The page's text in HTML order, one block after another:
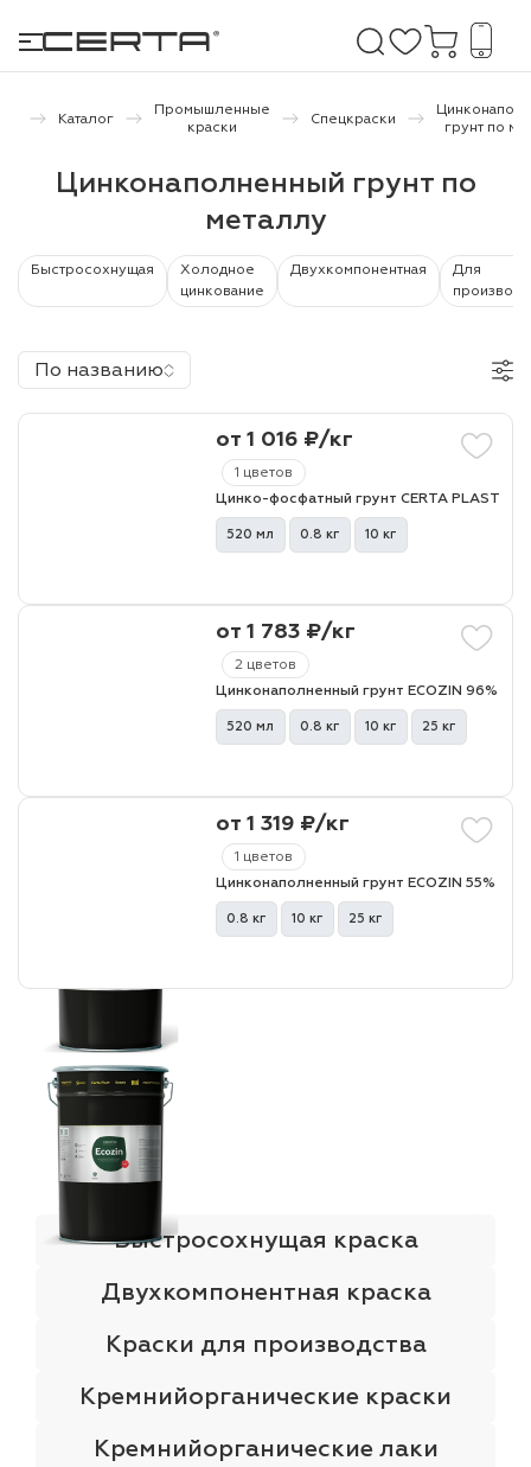
покрытия
металлу
и эмали
Каталог
Промышленные
краски
Спецкраски
грунт по
Цинконаполненный грунт по
металлу
Быстросохнущая
Холодное
цинкование
Двухкомпонентная
Для
По названию
1 цветов
от 1 016 ₽/кг
Цинко-фосфатный грунт CERTA PLAST
520 мл 0.8 кг 10 кг
2 цветов
от 1 783 ₽/кг
Цинконаполненный грунт ECOZIN 96%
520 мл 0.8 кг 10 кг 25 кг
1 цветов
от 1 319 ₽/кг
Цинконаполненный грунт ECOZIN 55%
0.8 кг 10 кг 25 кг
Быстросохнущая краска
Двухкомпонентная краска
Краски для производства
Кремнийорганические краски
Кремнийорганические лаки